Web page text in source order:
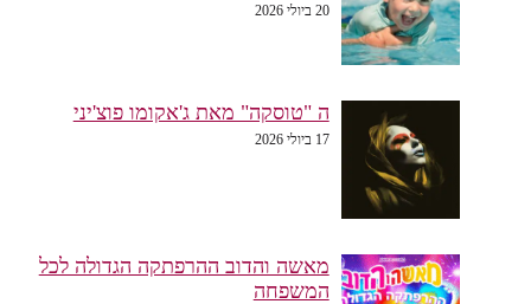
20 ביולי 2026
ה "טוסקה" מאת ג'אקומו פוצ'יני
17 ביולי 2026
מאשה והדוב ההרפתקה הגדולה לכל
המשפחה